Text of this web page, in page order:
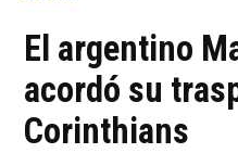
El argentino
acordó su
Corinthians